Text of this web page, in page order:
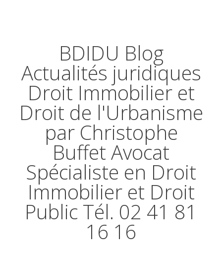
BDIDU Blog
Actualités juridiques
Droit Immobilier et
Droit de l'Urbanisme
par Christophe
Buffet Avocat
Spécialiste en Droit
Immobilier et Droit
Public Tél. 02 41 81
16 16